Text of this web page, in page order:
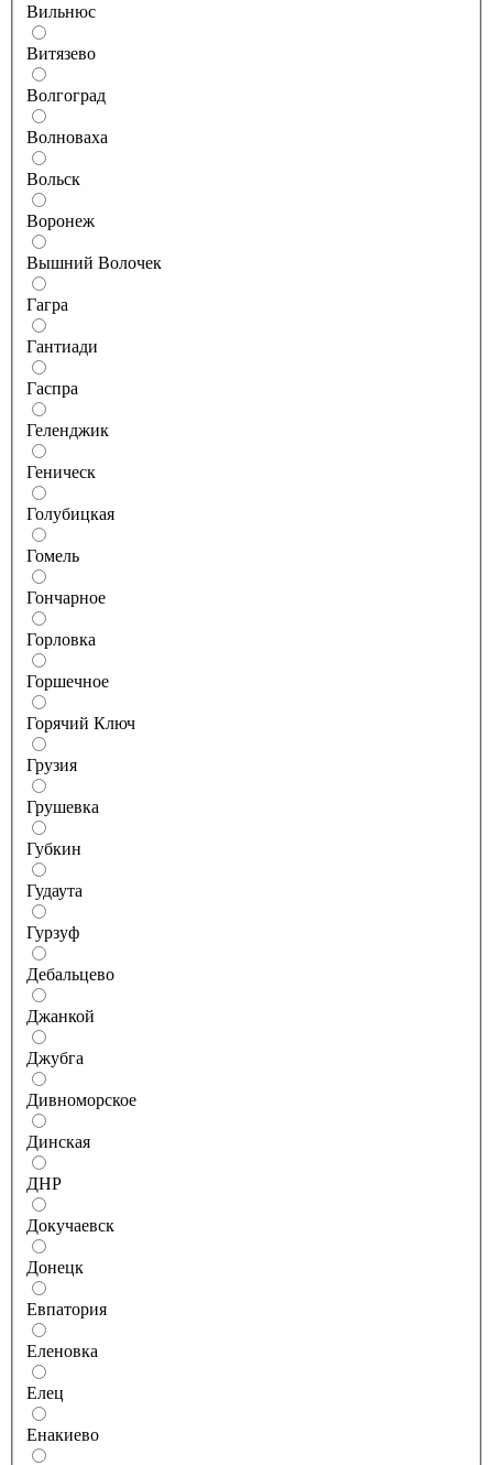
Вильнюс
Витязево
Волгоград
Волноваха
Вольск
Воронеж
Вышний Волочек
Гагра
Гантиади
Гаспра
Геленджик
Геническ
Голубицкая
Гомель
Гончарное
Горловка
Горшечное
Горячий Ключ
Грузия
Грушевка
Губкин
Гудаута
Гурзуф
Дебальцево
Джанкой
Джубга
Дивноморское
Динская
ДНР
Докучаевск
Донецк
Евпатория
Еленовка
Елец
Енакиево